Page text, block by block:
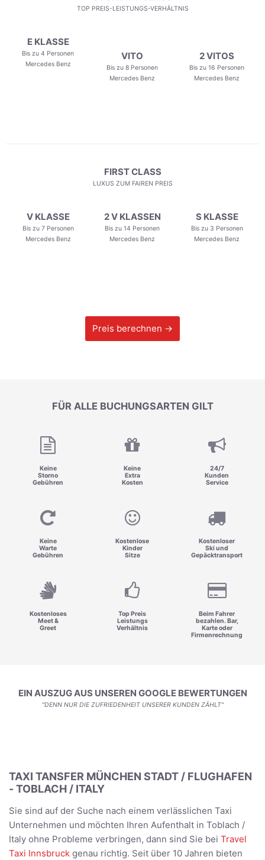
TOP PREIS-LEISTUNGS-VERHÄLTNIS
E KLASSE
Bis zu 4 Personen
Mercedes Benz
VITO
Bis zu 8 Personen
Mercedes Benz
2 VITOS
Bis zu 16 Personen
Mercedes Benz
FIRST CLASS
LUXUS ZUM FAIREN PREIS
V KLASSE
Bis zu 7 Personen
Mercedes Benz
2 V KLASSEN
Bis zu 14 Personen
Mercedes Benz
S KLASSE
Bis zu 3 Personen
Mercedes Benz
Preis berechnen →
FÜR ALLE BUCHUNGSARTEN GILT
Keine
Storno
Gebühren
Keine
Extra
Kosten
24/7
Kunden
Service
Keine
Warte
Gebühren
Kostenlose
Kinder
Sitze
Kostenloser
Ski und
Gepäcktransport
Kostenloses
Meet &
Greet
Top Preis
Leistungs
Verhältnis
Beim Fahrer
bezahlen. Bar,
Karte oder
Firmenrechnung
EIN AUSZUG AUS UNSEREN GOOGLE BEWERTUNGEN
"DENN NUR DIE ZUFRIEDENHEIT UNSERER KUNDEN ZÄHLT"
TAXI TANSFER MÜNCHEN STADT / FLUGHAFEN
- TOBLACH / ITALY
Sie sind auf der Suche nach einem verlässlichen Taxi
Unternehmen und möchten Ihren Aufenthalt in Toblach /
Italy ohne Probleme verbringen, dann sind Sie bei Travel
Taxi Innsbruck genau richtig. Seit über 10 Jahren bieten